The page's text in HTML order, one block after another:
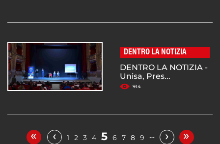
DENTRO LA NOTIZIA
DENTRO LA NOTIZIA -
Unisa, Pres...
914
« ‹ 1 2 3 4 5 6 7 8 9 … › »